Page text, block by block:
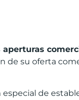
de su oferta
especial de